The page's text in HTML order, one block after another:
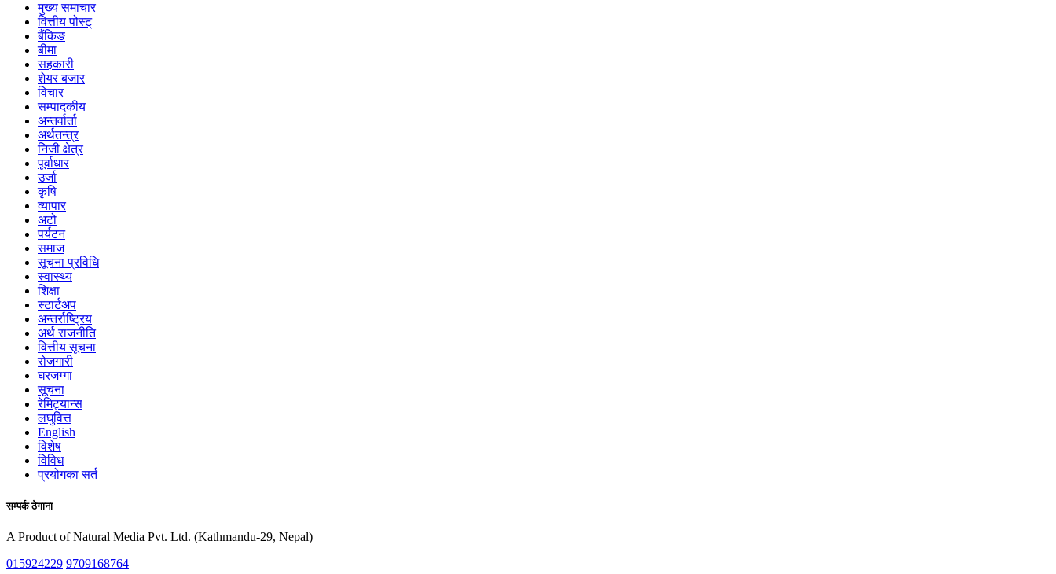
मुख्य समाचार
वित्तीय पोस्ट्
बैंकिङ
बीमा
सहकारी
शेयर बजार
विचार
सम्पादकीय
अन्तर्वार्ता
अर्थतन्त्र
निजी क्षेत्र
पूर्वाधार
उर्जा
कृषि
व्यापार
अटो
पर्यटन
समाज
सूचना प्रविधि
स्वास्थ्य
शिक्षा
स्टार्टअप
अन्तर्राष्ट्रिय
अर्थ राजनीति
वित्तीय सूचना
रोजगारी
घरजग्गा
सूचना
रेमिट्यान्स
लघुवित्त
English
विशेष
विविध
प्रयोगका सर्त
सम्पर्क ठेगाना
A Product of Natural Media Pvt. Ltd. (Kathmandu-29, Nepal)
015924229 9709168764